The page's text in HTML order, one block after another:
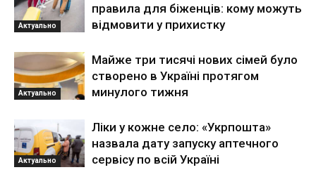
Актуально
правила для біженців: кому можуть
відмовити у прихистку
Актуально
Майже три тисячі нових сімей було
створено в Україні протягом
минулого тижня
Актуально
Ліки у кожне село: «Укрпошта»
назвала дату запуску аптечного
сервісу по всій Україні